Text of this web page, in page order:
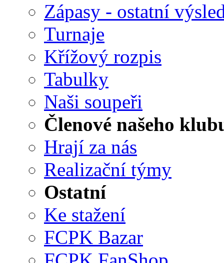
Zápasy - ostatní
Turnaje
Křížový rozpis
Tabulky
Naši soupeři
Členové našeho
Hrají za nás
Realizační týmy
Ostatní
Ke stažení
FCPK Bazar